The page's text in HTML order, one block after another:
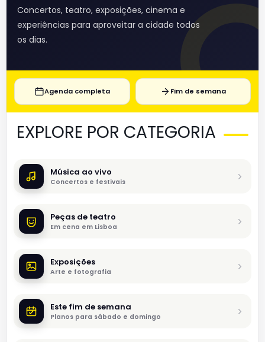
Concertos, teatro, exposições, cinema e
experiências para aproveitar a cidade todos
os dias.
Agenda completa Fim de semana
EXPLORE POR CATEGORIA
Música ao vivo
Concertos e festivais
Peças de teatro
Em cena em Lisboa
Exposições
Arte e fotografia
Este fim de semana
Planos para sábado e domingo